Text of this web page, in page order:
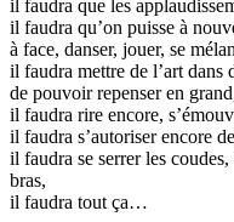
il faudra que les
il faudra qu’on puisse à
à face, danser, jouer, se
il faudra mettre de l’art dans
de pouvoir repenser en
il faudra rire encore,
il faudra s’autoriser encore
il faudra se serrer les
bras,
il faudra tout ça…